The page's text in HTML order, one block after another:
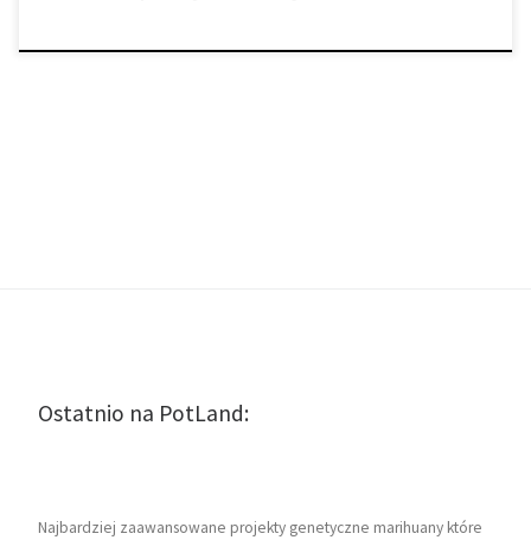
Ostatnio na PotLand:
Najbardziej zaawansowane projekty genetyczne marihuany które